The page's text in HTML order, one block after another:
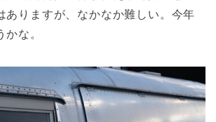
ありますが、なかなか難しい。今年
な。